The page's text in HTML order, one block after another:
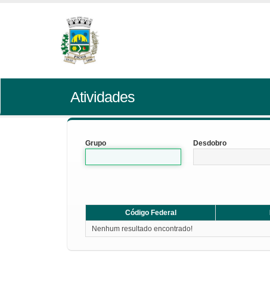
Atividades
Grupo Desdobro
Código Federal
Nenhum resultado encontrado!